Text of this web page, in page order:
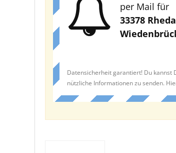
per Mail für
33378
Datensicherheit garantiert! Du kannst
nützliche Informationen zu senden.